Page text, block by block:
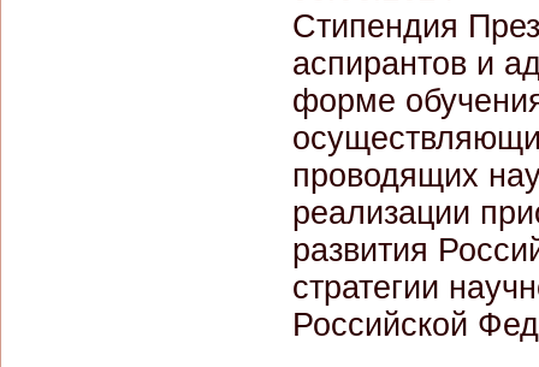
Стипендия
аспирантов и
форме
проводящих
реализации
развития
стратегии
Российской